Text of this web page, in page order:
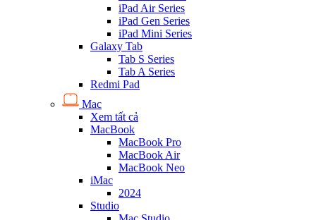
iPad Air Series
iPad Gen Series
iPad Mini Series
Galaxy Tab
Tab S Series
Tab A Series
Redmi Pad
Mac
Xem tất cả
MacBook
MacBook Pro
MacBook Air
MacBook Neo
iMac
2024
Studio